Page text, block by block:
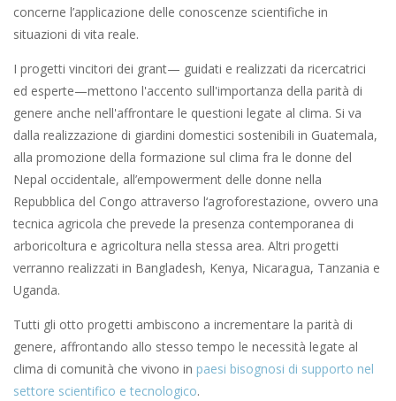
concerne l’applicazione delle conoscenze scientifiche in
situazioni di vita reale.
I progetti vincitori dei grant— guidati e realizzati da ricercatrici
ed esperte—mettono l'accento sull'importanza della parità di
genere anche nell'affrontare le questioni legate al clima. Si va
dalla realizzazione di giardini domestici sostenibili in Guatemala,
alla promozione della formazione sul clima fra le donne del
Nepal occidentale, all’empowerment delle donne nella
Repubblica del Congo attraverso l‘agroforestazione, ovvero una
tecnica agricola che prevede la presenza contemporanea di
arboricoltura e agricoltura nella stessa area. Altri progetti
verranno realizzati in Bangladesh, Kenya, Nicaragua, Tanzania e
Uganda.
Tutti gli otto progetti ambiscono a incrementare la parità di
genere, affrontando allo stesso tempo le necessità legate al
clima di comunità che vivono in paesi bisognosi di supporto nel
settore scientifico e tecnologico.